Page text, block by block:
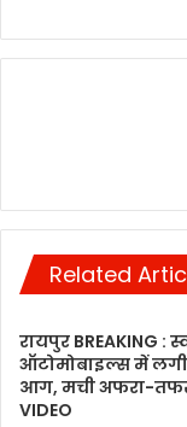
Related
रायपुर BREAKING :
ऑटोमोबाइल्स में
आग, मची अफरा-
VIDEO